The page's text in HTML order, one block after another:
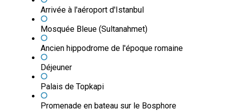
Arrivée à l'aéroport d'Istanbul
Mosquée Bleue (Sultanahmet)
Ancien hippodrome de l'époque romaine
Déjeuner
Palais de Topkapi
Promenade en bateau sur le Bosphore